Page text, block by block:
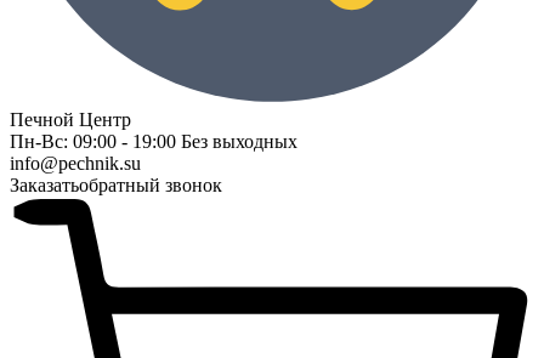
Печной Центр
Пн-Вс: 09:00 - 19:00 Без выходных
info@pechnik.su
Заказатьобратный звонок